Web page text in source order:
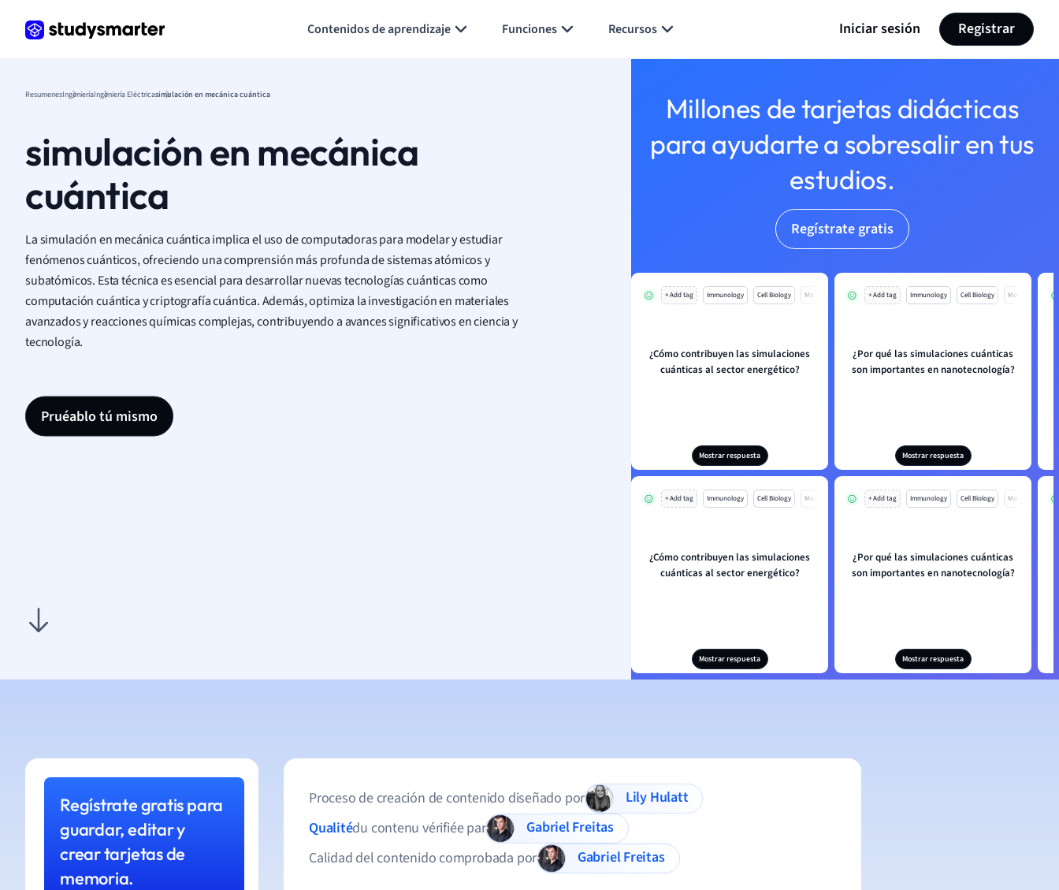
Contenidos de aprendizaje Funciones Recursos Iniciar sesión Registrar
ResumenesIngenieríaIngeniería Eléctricasimulación en mecánica cuántica
simulación en mecánica
cuántica
La simulación en mecánica cuántica implica el uso de computadoras para modelar y estudiar
fenómenos cuánticos, ofreciendo una comprensión más profunda de sistemas atómicos y
subatómicos. Esta técnica es esencial para desarrollar nuevas tecnologías cuánticas como
computación cuántica y criptografía cuántica. Además, optimiza la investigación en materiales
avanzados y reacciones químicas complejas, contribuyendo a avances significativos en ciencia y
tecnología.
Pruéablo tú mismo
Millones de tarjetas didácticas
para ayudarte a sobresalir en tus
estudios.
Regístrate gratis
+ Add tag Immunology Cell Biology Mo
¿Cómo contribuyen las simulaciones
cuánticas al sector energético?
Mostrar respuesta
+ Add tag Immunology Cell Biology Mo
¿Por qué las simulaciones cuánticas
son importantes en nanotecnología?
Mostrar respuesta
+ Add tag Immunology Cell Biology Mo
¿Cómo contribuyen las simulaciones
cuánticas al sector energético?
Mostrar respuesta
+ Add tag Immunology Cell Biology Mo
¿Por qué las simulaciones cuánticas
son importantes en nanotecnología?
Mostrar respuesta
Regístrate gratis para
guardar, editar y
crear tarjetas de
memoria.
Proceso de creación de contenido diseñado por
Lily Hulatt
Qualitédu contenu vérifiée par
Gabriel Freitas
Calidad del contenido comprobada por
Gabriel Freitas